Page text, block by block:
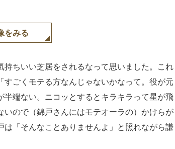
をみる
ちいい芝居をされるなって思いました。これ
ごくモテる方なんじゃないかなって。役が元
端ない。ニコッとするとキラキラって星が飛
ので（錦戸さんにはモテオーラの）かけらが
「そんなことありませんよ」と照れながら謙